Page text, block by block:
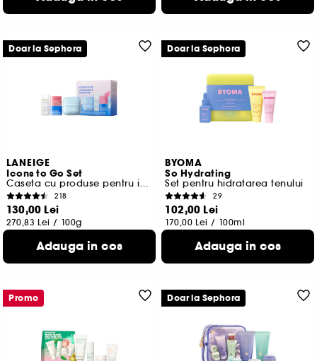
LANEIGE
Icons to Go Set
Caseta cu produse pentru ingrijirea fetei
218
130,00 Lei
270,83 Lei / 100g
Adauga in cos
Doar la Sephora
BYOMA
So Hydrating
Set pentru hidratarea tenului
29
102,00 Lei
170,00 Lei / 100ml
Adauga in cos
Doar la Sephora
Promo Doar la Sephora